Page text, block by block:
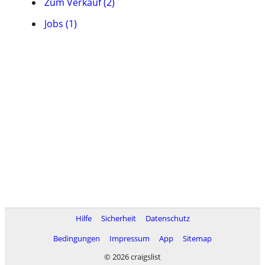
Jobs (1)
Hilfe Sicherheit
Datenschutz
Bedingungen
Impressum App
Sitemap
© 2026 craigslist